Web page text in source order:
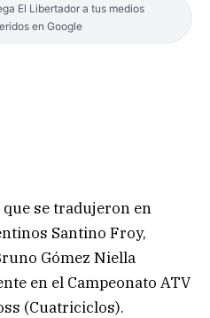
El Libertador a tus medios
en Google
se tradujeron en
Santino Froy,
Gómez Niella
en el Campeonato ATV
(Cuatriciclos).